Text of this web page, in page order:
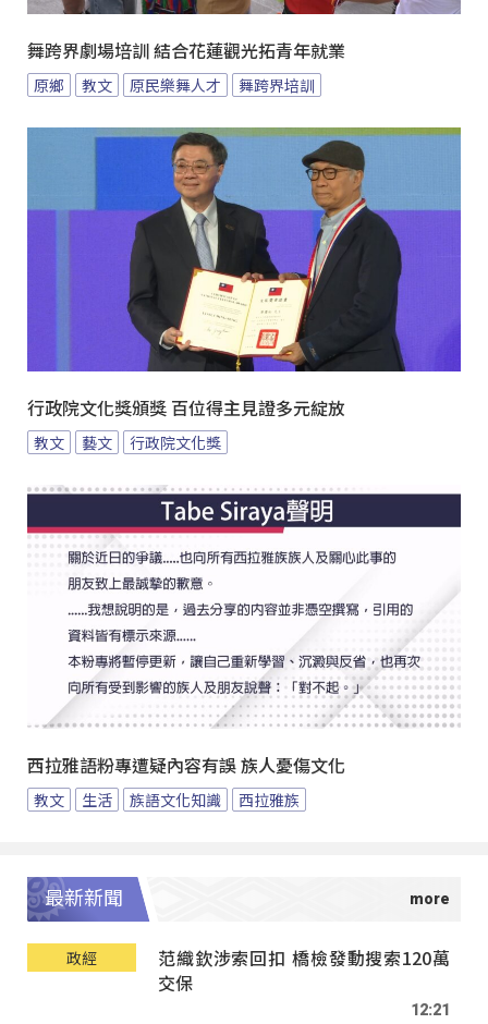
舞跨界劇場培訓 結合花蓮觀光拓青年就業
原鄉 教文 原民樂舞人才 舞跨界培訓
行政院文化獎頒獎 百位得主見證多元綻放
教文 藝文 行政院文化獎
西拉雅語粉專遭疑內容有誤 族人憂傷文化
教文 生活 族語文化知識 西拉雅族
最新新聞
政經
范織欽涉索回扣 橋檢發動搜索120萬
交保
12:21